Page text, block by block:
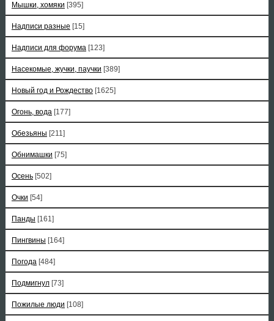
Мышки, хомяки [395]
Надписи разные [15]
Надписи для форума [123]
Насекомые, жучки, паучки [389]
Новый год и Рождество [1625]
Огонь, вода [177]
Обезьяны [211]
Обнимашки [75]
Осень [502]
Очки [54]
Панды [161]
Пингвины [164]
Погода [484]
Подмигнул [73]
Пожилые люди [108]